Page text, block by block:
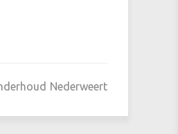
Nederweert